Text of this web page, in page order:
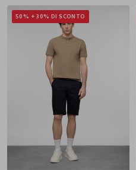
50% + 30% DI SCONTO
50 52